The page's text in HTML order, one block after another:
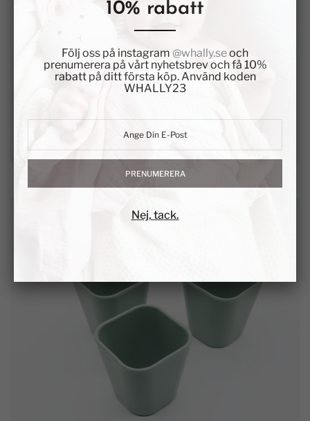
10% rabatt
Följ oss på instagram @whally.seoch
prenumerera på vårt nyhetsbrev och få 10%
rabatt på ditt första köp. Använd koden
WHALLY23
PRENUMERERA
Nej, tack.